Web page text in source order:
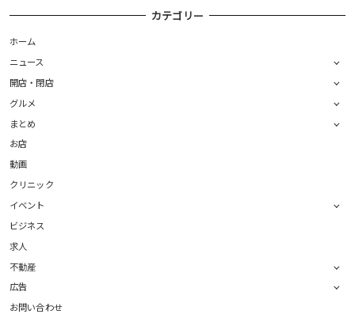
カテゴリー
ホーム
ニュース
開店・閉店
グルメ
まとめ
お店
動画
クリニック
イベント
ビジネス
求人
不動産
広告
お問い合わせ